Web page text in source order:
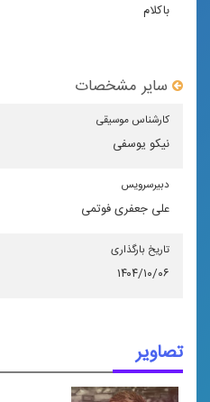
باکلام
سایر مشخصات
كارشناس موسیقی
نیکو یوسفی
دبیرسرویس
علی جعفری فوتمی
تاریخ بارگذاری
۱۴۰۴/۱۰/۰۶
تصاویر